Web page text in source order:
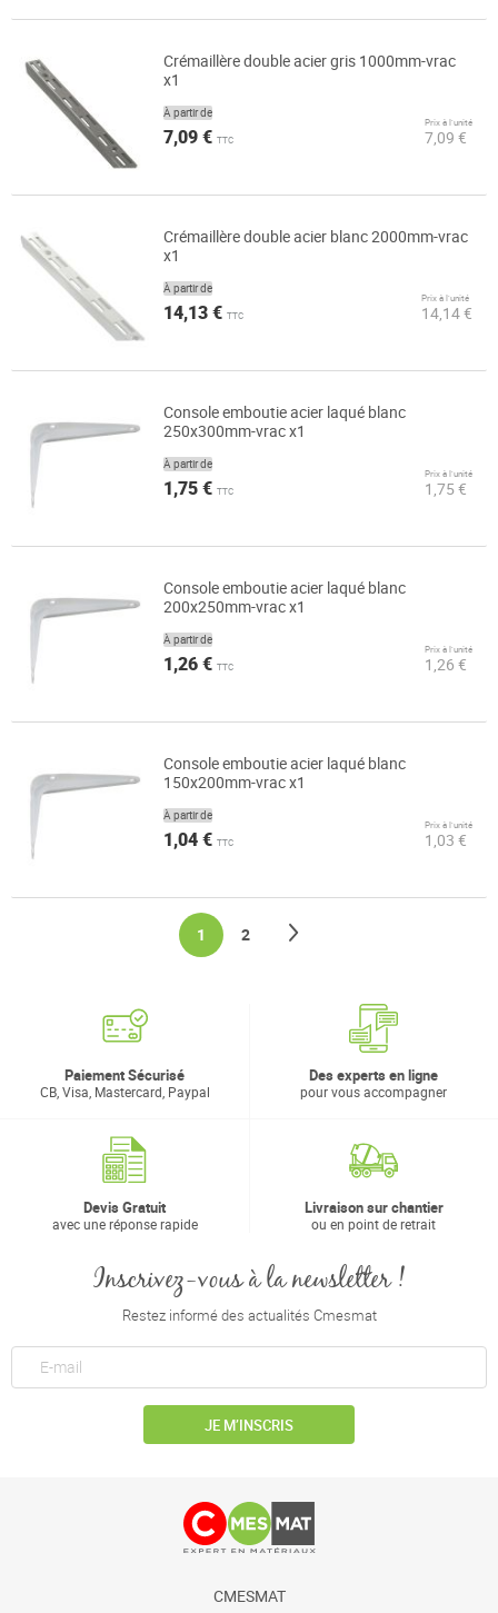
Crémaillère double acier gris 1000mm-vrac
x1
À partir de
7,09 € TTC
Prix à l’unité
7,09 €
Crémaillère double acier blanc 2000mm-vrac
x1
À partir de
14,13 € TTC
Prix à l’unité
14,14 €
Console emboutie acier laqué blanc
250x300mm-vrac x1
À partir de
1,75 € TTC
Prix à l’unité
1,75 €
Console emboutie acier laqué blanc
200x250mm-vrac x1
À partir de
1,26 € TTC
Prix à l’unité
1,26 €
Console emboutie acier laqué blanc
150x200mm-vrac x1
À partir de
1,04 € TTC
Prix à l’unité
1,03 €
You're currently reading page
1 Page
2
Paiement Sécurisé
CB, Visa, Mastercard, Paypal
Des experts en ligne
pour vous accompagner
Devis Gratuit
avec une réponse rapide
Livraison sur chantier
ou en point de retrait
Inscrivez-vous à la newsletter !
Restez informé des actualités Cmesmat
JE M’INSCRIS
CMESMAT